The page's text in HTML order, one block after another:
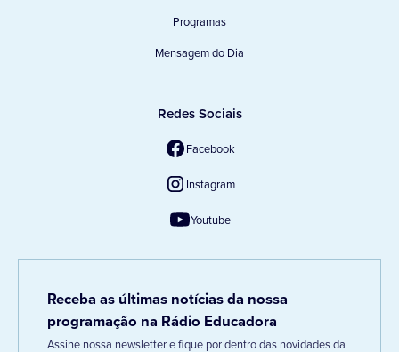
Programas
Mensagem do Dia
Redes Sociais
Facebook
Instagram
Youtube
Receba as últimas notícias da nossa
programação na Rádio Educadora
Assine nossa newsletter e fique por dentro das novidades da